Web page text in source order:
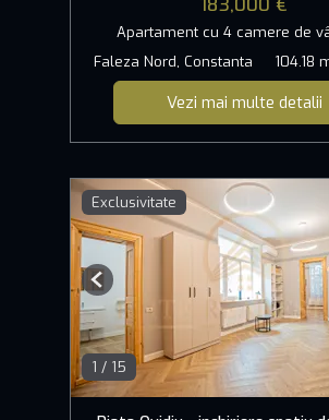
Apartament cu 4 camere de
Faleza Nord, Constanta
104.18
Vezi mai multe detalii
Exclusivitate
1 / 15
Previous